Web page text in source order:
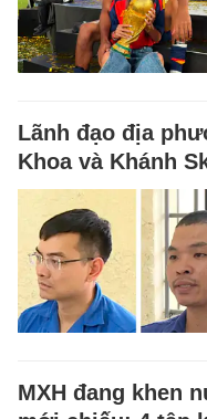
Lãnh đạo địa
Khoa và Khánh
MXH đang khen